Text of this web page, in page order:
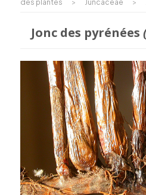
des plantes
> Juncaceae >
Jonc des pyrénées